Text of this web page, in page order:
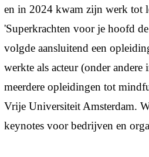
en in 2024 kwam zijn werk tot
'Superkrachten voor je hoofd
volgde aansluitend een
werkte als acteur (onder
meerdere opleidingen tot
Vrije Universiteit Amsterdam.
keynotes voor bedrijven en